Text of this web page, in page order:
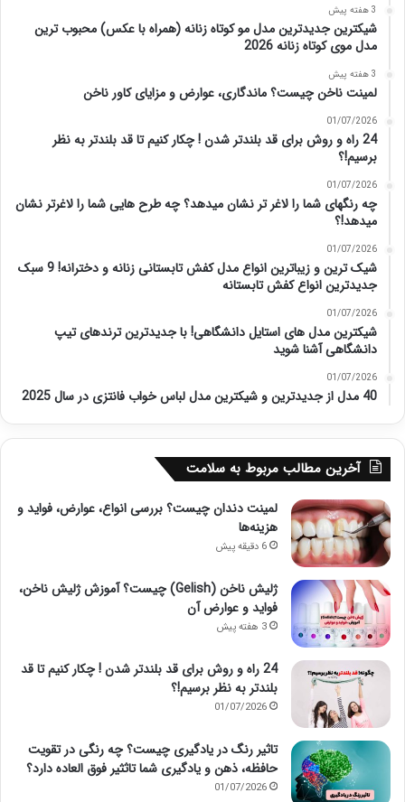
3 هفته پیش
شیکترین جدیدترین مدل مو کوتاه زنانه (همراه با عکس) محبوب ترین
مدل موی کوتاه زنانه 2026
3 هفته پیش
لمینت ناخن چیست؟ ماندگاری، عوارض و مزایای کاور ناخن
01/07/2026
24 راه و روش برای قد بلندتر شدن ! چکار کنیم تا قد بلندتر به نظر
برسیم!؟
01/07/2026
چه رنگهای شما را لاغر تر نشان میدهد؟ چه طرح هایی شما را لاغرتر نشان
میدهد!؟
01/07/2026
شیک ترین و زیباترین انواع مدل کفش تابستانی زنانه و دخترانه! 9 سبک
جدیدترین انواع کفش تابستانه
01/07/2026
شیکترین مدل های استایل دانشگاهی! با جدیدترین ترندهای تیپ
دانشگاهی آشنا شوید
01/07/2026
40 مدل از جدیدترین و شیکترین مدل لباس خواب فانتزی در سال 2025
آخرین مطالب مربوط به سلامت
لمینت دندان چیست؟ بررسی انواع، عوارض، فواید و
هزینه‌ها
6 دقیقه پیش
ژلیش ناخن (Gelish) چیست؟ آموزش ژلیش ناخن،
فواید و عوارض آن
3 هفته پیش
24 راه و روش برای قد بلندتر شدن ! چکار کنیم تا قد
بلندتر به نظر برسیم!؟
01/07/2026
تاثیر رنگ در یادگیری چیست؟ چه رنگی در تقویت
حافظه، ذهن و یادگیری شما تاثثیر فوق العاده دارد؟
01/07/2026